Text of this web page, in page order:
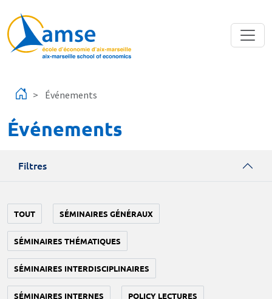
Événements
Événements
Filtres
TOUT SÉMINAIRES GÉNÉRAUX
SÉMINAIRES THÉMATIQUES
SÉMINAIRES INTERDISCIPLINAIRES
SÉMINAIRES INTERNES POLICY LECTURES